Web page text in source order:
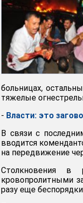
больницах,
тяжелые
- Власти: это
В связи с
вводится
на передвижение
Столкновения в
кровопролитными
разу еще